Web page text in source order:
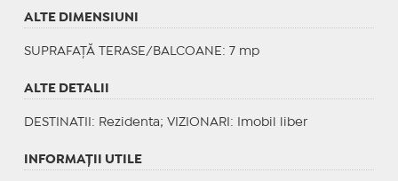
ALTE DIMENSIUNI
SUPRAFAȚĂ TERASE/BALCOANE: 7 mp
ALTE DETALII
DESTINATII : Rezidenta; VIZIONARI : Imobil liber
INFORMAŢII UTILE